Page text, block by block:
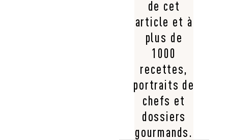
de cet
article et à
plus de
1000
recettes,
portraits de
chefs et
dossiers
gourmands.